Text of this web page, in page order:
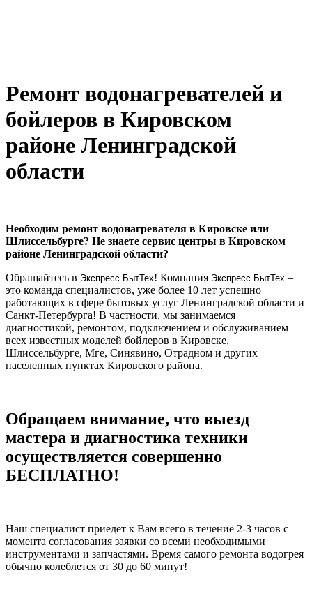
Ремонт водонагревателей и
бойлеров в Кировском
районе Ленинградской
области
Необходим ремонт водонагревателя в Кировске или
Шлиссельбурге? Не знаете сервис центры в Кировском
районе Ленинградской области?
Обращайтесь в Экспресс БытТех! Компания Экспресс БытТех –
это команда специалистов, уже более 10 лет успешно
работающих в сфере бытовых услуг Ленинградской области и
Санкт-Петербурга! В частности, мы занимаемся
диагностикой, ремонтом, подключением и обслуживанием
всех известных моделей бойлеров в Кировске,
Шлиссельбурге, Мге, Синявино, Отрадном и других
населенных пунктах Кировского района.
Обращаем внимание, что выезд
мастера и диагностика техники
осуществляется совершенно
БЕСПЛАТНО!
Наш специалист приедет к Вам всего в течение 2-3 часов с
момента согласования заявки со всеми необходимыми
инструментами и запчастями. Время самого ремонта водогрея
обычно колеблется от 30 до 60 минут!